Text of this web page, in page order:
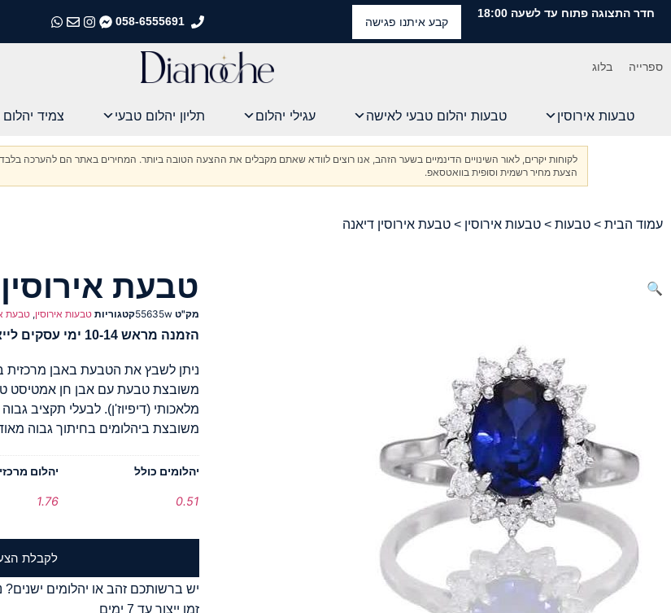
חדר התצוגה פתוח עד לשעה 18:00
קבע איתנו פגישה 058-6555691
התקשרו אלינו
התקשרו אלינו
התקשרו אלינו
התקשרו אלינו
ספרייה בלוג
טבעות אירוסין טבעות יהלום טבעי לאישה עגילי יהלום תליון יהלום טבעי צמיד
לקוחות יקרים, לאור השינויים הדינמיים בשער הזהב, אנו רוצים לוודא שאתם מקבלים את ההצעה הטובה ביותר. המחירים באתר הם להערכה
הצעת מחיר רשמית וסופית בוואטסאפ.
עמוד הבית > טבעות > טבעות אירוסין > טבעת אירוסין דיאנה
🔍 טבעת
מק"ט 55635wקטגוריות טבעות אירוסין, טבעת
הזמנה מראש 10-14 ימי עסקים לייצור
ניתן לשבץ את הטבעת באבן מרכזית
משובצת טבעת עם אבן חן אמטיסט
מלאכותי (דיפיוז'ן). לבעלי תקציב
משובצת ביהלומים בחיתוך גבוה
יהלומים כולל
0.51
יהלום מרכזי
1.76
לקבלת
יש ברשותכם זהב או יהלומים ישנים?
זמן ייצור עד 7 ימים